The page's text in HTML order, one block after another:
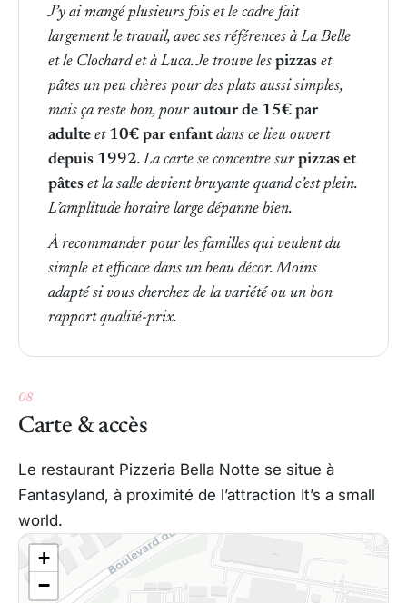
J’y ai mangé plusieurs fois et le cadre fait
largement le travail, avec ses références à La Belle
et le Clochardet à Luca. Je trouve les pizzas et
pâtes un peu chères pour des plats aussi simples,
mais ça reste bon, pourautour de 15€ par
adulte et 10€ par enfantdans ce lieu ouvert
depuis 1992. La carte se concentre surpizzas et
pâtes et la salle devient bruyante quand c’est plein.
L’amplitude horaire large dépanne bien.
À recommander pour les familles qui veulent du
simple et efficace dans un beau décor. Moins
adapté si vous cherchez de la variété ou un bon
rapport qualité-prix.
08
Carte & accès
Le restaurant Pizzeria Bella Notte se situe à
Fantasyland, à proximité de l’attraction It’s a small
world.
+
−